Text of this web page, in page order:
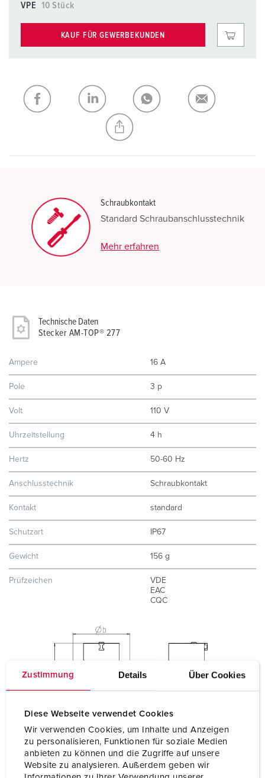
Zustimmung Details Über Cookies
Diese Webseite verwendet Cookies
Wir verwenden Cookies, um Inhalte und Anzeigen
zu personalisieren, Funktionen für soziale Medien
anbieten zu können und die Zugriffe auf unsere
Website zu analysieren. Außerdem geben wir
VPE
10 Stück
KAUF FÜR GEWERBEKUNDEN
Schraubkontakt
Standard Schraubanschlusstechnik
Mehr erfahren
Technische Daten
Stecker AM-TOP® 277
Ampere 16 A
Pole 3 p
Volt 110 V
Uhrzeitstellung 4 h
Hertz 50-60 Hz
Anschlusstechnik Schraubkontakt
Kontakt standard
Schutzart IP67
Gewicht 156 g
Prüfzeichen
VDE
EAC
CQC